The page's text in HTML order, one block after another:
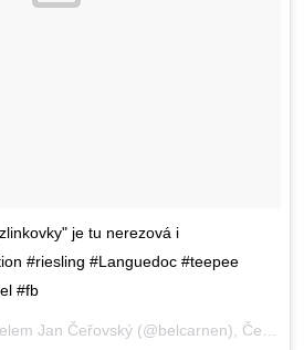
je tu nerezová i
#riesling #Languedoc #teepee
#fb
Jan Čeřovský (@belcarnen), Čec 6, 2015 v 6:26 PDT